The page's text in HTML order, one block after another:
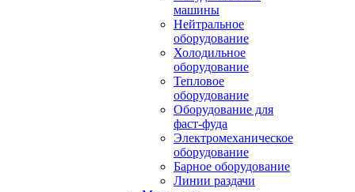
машины
Нейтральное
оборудование
Холодильное
оборудование
Тепловое
оборудование
Оборудование для
фаст-фуда
Электромеханическое
оборудование
Барное оборудование
Линии раздачи